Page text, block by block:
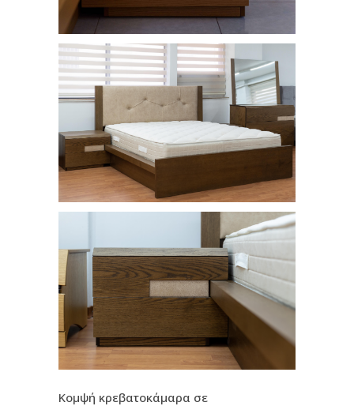
Κομψή κρεβατοκάμαρα σε